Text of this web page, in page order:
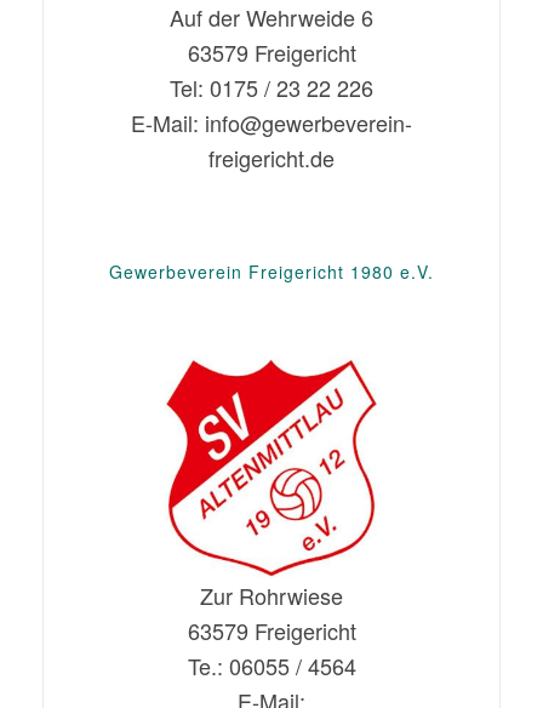
Auf der Wehrweide 6
63579 Freigericht
Tel: 0175 / 23 22 226
E-Mail: info@gewerbeverein-
freigericht.de
Gewerbeverein Freigericht 1980 e.V.
Zur Rohrwiese
63579 Freigericht
Te.: 06055 / 4564
E-Mail: